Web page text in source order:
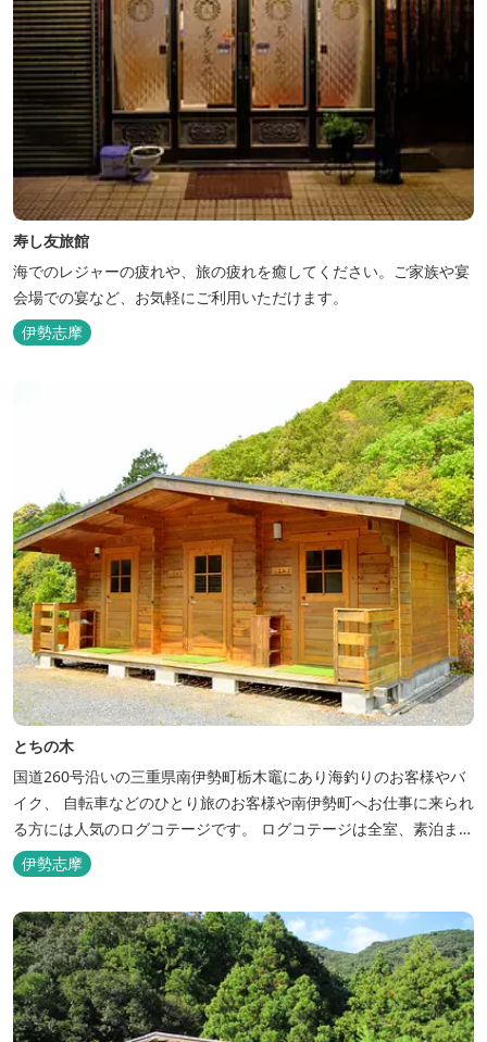
寿し友旅館
海でのレジャーの疲れや、旅の疲れを癒してください。ご家族や宴
会場での宴など、お気軽にご利用いただけます。
伊勢志摩
とちの木
国道260号沿いの三重県南伊勢町栃木竈にあり海釣りのお客様やバ
イク、 自転車などのひとり旅のお客様や南伊勢町へお仕事に来られ
る方には人気のログコテージです。 ログコテージは全室、素泊まり
となっており、おひとり様限定のお部屋、お二人様限定のお部屋、
3名様から5名様限定のお部屋とあります。 お風呂やトイレは別棟
に完備。 国道260号向いには喫茶食事とちの木では、お食事もでき
人気のトンテ...
伊勢志摩